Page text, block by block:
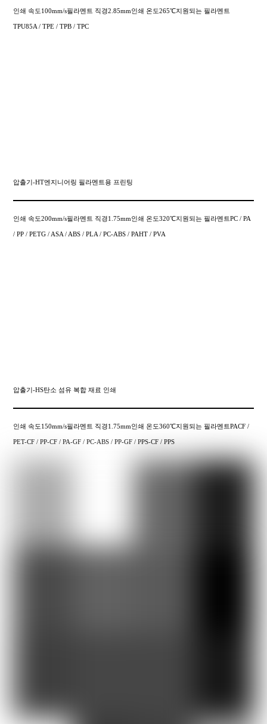
인쇄 속도100mm/s필라멘트 직경2.85mm인쇄 온도265℃지원되는 필라멘트
TPU85A / TPE / TPB / TPC
압출기-HT엔지니어링 필라멘트용 프린팅
인쇄 속도200mm/s필라멘트 직경1.75mm인쇄 온도320℃지원되는 필라멘트PC / PA
/ PP / PETG / ASA / ABS / PLA / PC-ABS / PAHT / PVA
압출기-HS탄소 섬유 복합 재료 인쇄
인쇄 속도150mm/s필라멘트 직경1.75mm인쇄 온도360℃지원되는 필라멘트PACF /
PET-CF / PP-CF / PA-GF / PC-ABS / PP-GF / PPS-CF / PPS